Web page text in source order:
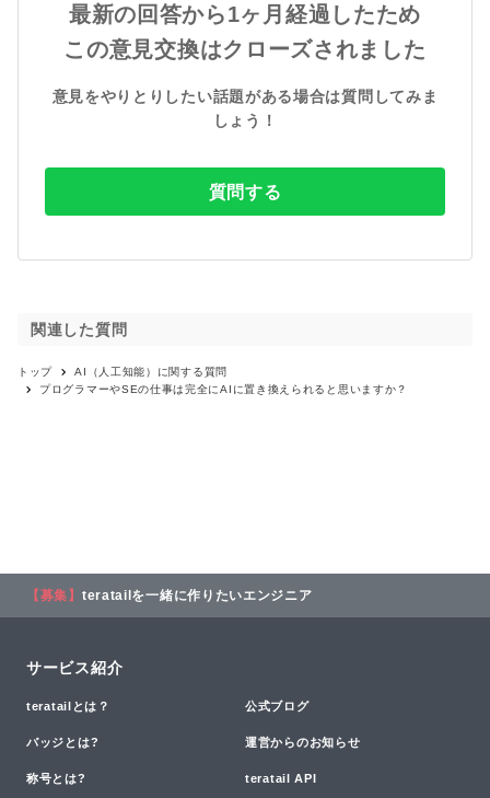
最新の回答から1ヶ月経過したため
この意見交換はクローズされました
意見をやりとりしたい話題がある場合は質問してみま
しょう！
質問する
関連した質問
トップ AI（人工知能）
に関する質問
プログラマーやSEの仕事は完全にAIに置き換えられると思いますか？
【募集】 teratailを一緒に作りたいエンジニア
サービス紹介
teratailとは？ 公式ブログ
バッジとは? 運営からのお知らせ
称号とは? teratail API